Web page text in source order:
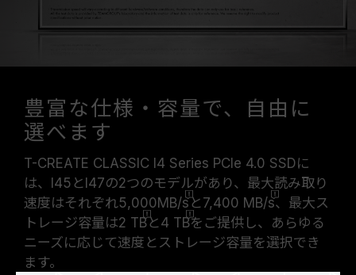
豊富な仕様・容量で、自由に
選べます
T-CREATE CLASSIC I4 Series PCIe 4.0 SSDに
は、I45とI47の2つのモデルがあり、最大読み取り
速度はそれぞれ5,000MB/sと7,400 MB/s、最大ス
トレージ容量は2 TBと4 TBをご提供し、あらゆる
ニーズに応じて速度とストレージ容量を選択でき
ます。